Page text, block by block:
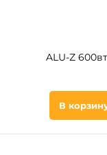
ALU-Z
В